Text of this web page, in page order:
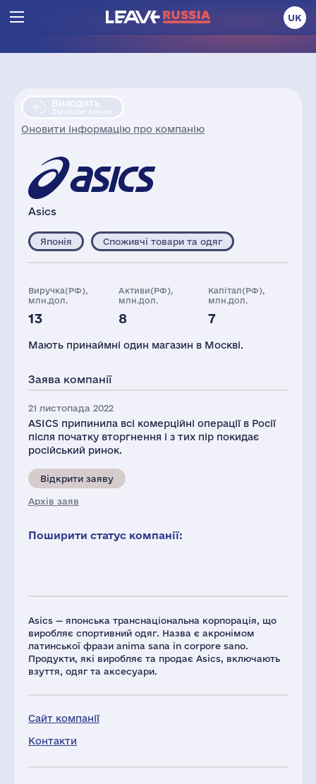
UK
Виходить
Залишає ринок
Оновити інформацію про компанію
Asics
Asics — японська транснаціональна корпорація, що
виробляє спортивний одяг. Назва є акронімом
латинської фрази anima sana in corpore sano.
Продукти, які виробляє та продає Asics, включають
взуття, одяг та аксесуари.
Сайт компанії
Контакти
Японія Споживчі товари та одяг
Виручка(РФ),
млн.дол.
13
Активи(РФ),
млн.дол.
8
Капітал(РФ),
млн.дол.
7
млн.дол.
2021
млн.дол.
Мають принаймні один магазин в Москві.
Заява компанії
21 листопада 2022
ASICS припинила всі комерційні операції в Росії
після початку вторгнення і з тих пір покидає
російський ринок.
Відкрити заяву
Архів заяв
Поширити статус компанії: